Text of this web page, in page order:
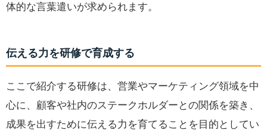
体的な言葉遣いが求められます。
伝える力を研修で育成する
ここで紹介する研修は、営業やマーケティング領域を中
心に、顧客や社内のステークホルダーとの関係を築き、
成果を出すために伝える力を育てることを目的としてい